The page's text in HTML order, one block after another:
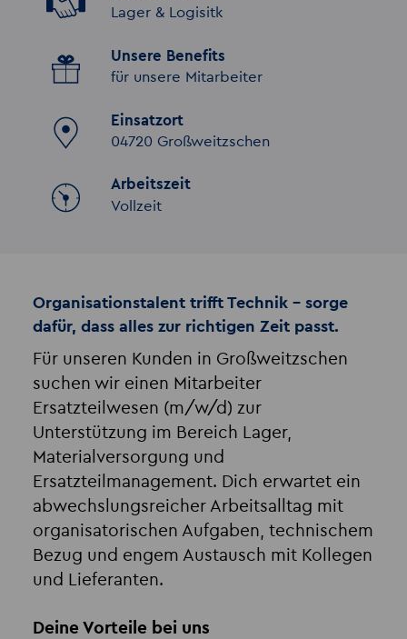
Lager & Logisitk
Unsere Benefits
für unsere Mitarbeiter
Einsatzort
04720 Großweitzschen
Arbeitszeit
Vollzeit
Organisationstalent trifft Technik – sorge
dafür, dass alles zur richtigen Zeit passt.
Für unseren Kunden in Großweitzschen
suchen wir einen Mitarbeiter
Ersatzteilwesen (m/w/d) zur
Unterstützung im Bereich Lager,
Materialversorgung und
Ersatzteilmanagement. Dich erwartet ein
abwechslungsreicher Arbeitsalltag mit
organisatorischen Aufgaben, technischem
Bezug und engem Austausch mit Kollegen
und Lieferanten.
Deine Vorteile bei uns